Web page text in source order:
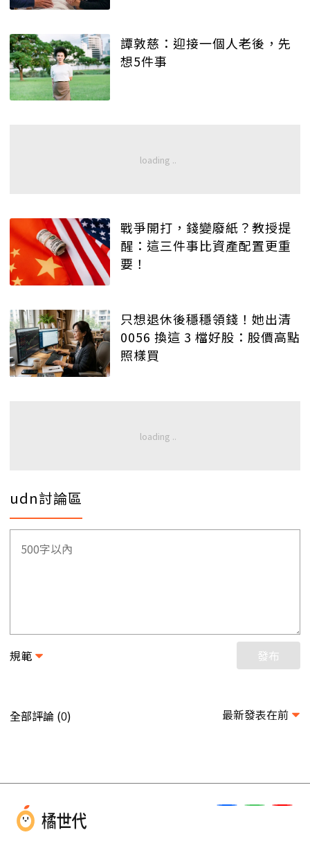
譚敦慈：迎接一個人老後，先
想5件事
戰爭開打，錢變廢紙？教授提
醒：這三件事比資產配置更重
要！
只想退休後穩穩領錢！她出清
0056 換這 3 檔好股：股價高點
照樣買
udn討論區
規範 發布
全部評論 (0) 最新發表在前